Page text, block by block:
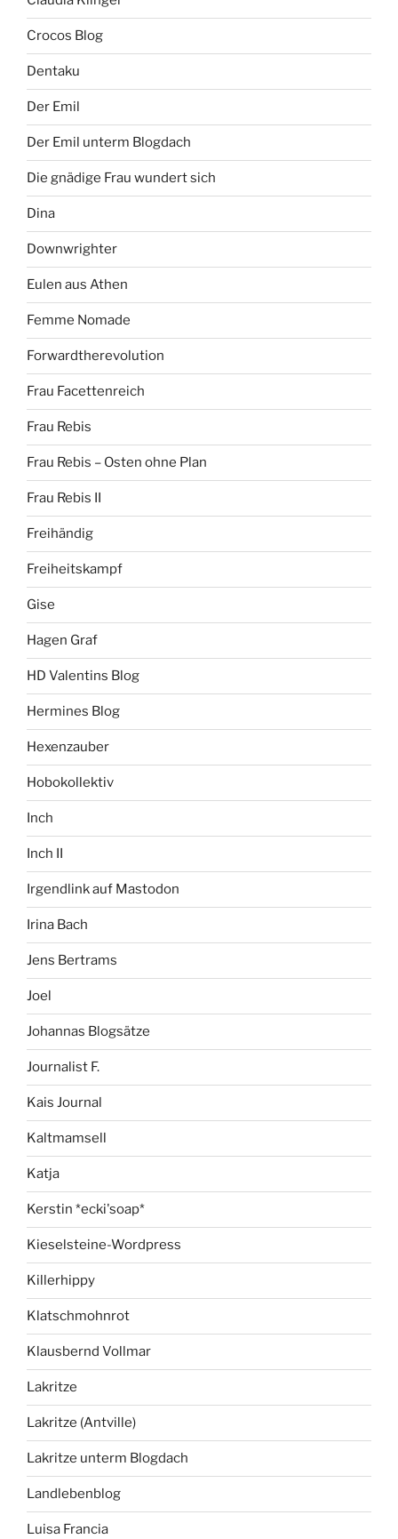
Crocos Blog
Dentaku
Der Emil
Der Emil unterm Blogdach
Die gnädige Frau wundert sich
Dina
Downwrighter
Eulen aus Athen
Femme Nomade
Forwardtherevolution
Frau Facettenreich
Frau Rebis
Frau Rebis – Osten ohne Plan
Frau Rebis II
Freihändig
Freiheitskampf
Gise
Hagen Graf
HD Valentins Blog
Hermines Blog
Hexenzauber
Hobokollektiv
Inch
Inch II
Irgendlink auf Mastodon
Irina Bach
Jens Bertrams
Joel
Johannas Blogsätze
Journalist F.
Kais Journal
Kaltmamsell
Katja
Kerstin *ecki'soap*
Kieselsteine-Wordpress
Killerhippy
Klatschmohnrot
Klausbernd Vollmar
Lakritze
Lakritze (Antville)
Lakritze unterm Blogdach
Landlebenblog
Luisa Francia